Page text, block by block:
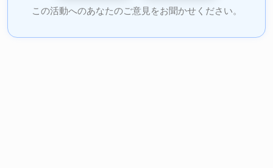
この活動へのあなたのご意見をお聞かせください。